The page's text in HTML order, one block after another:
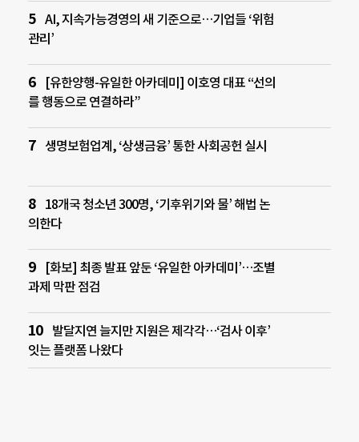
AI, 지속가능경영의 새 기준으로…기업들 ‘위험
관리’
[유한양행-유일한 아카데미] 이호영 대표 “선의
를 행동으로 연결하라”
생명보험업계, ‘상생금융’ 통한 사회공헌 실시
18개국 청소년 300명, ‘기후위기와 물’ 해법 논
의한다
[화보] 최종 발표 앞둔 ‘유일한 아카데미’…조별
과제 막판 점검
발달지연 늘지만 지원은 제각각…‘검사 이후’
잇는 플랫폼 나왔다